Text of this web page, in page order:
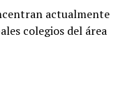
actualmente
colegios del área